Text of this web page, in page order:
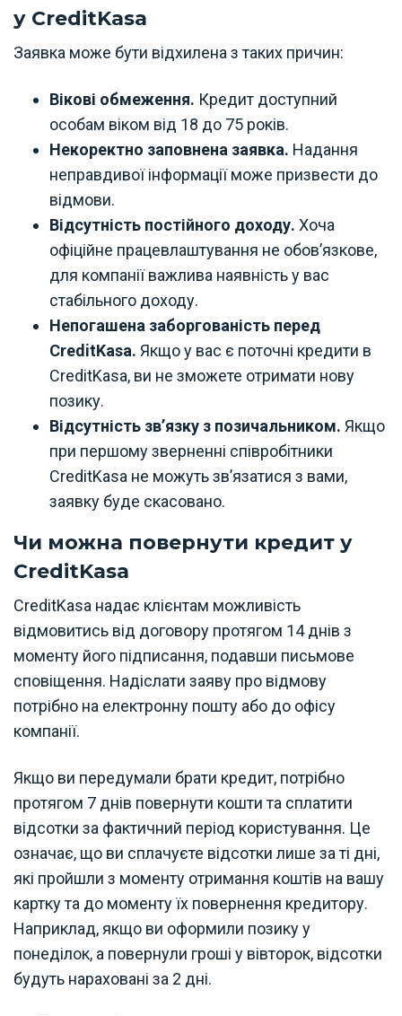
у CreditKasa
Заявка може бути відхилена з таких причин:
Вікові обмеження. Кредит доступний
особам віком від 18 до 75 років.
Некоректно заповнена заявка. Надання
неправдивої інформації може призвести до
відмови.
Відсутність постійного доходу. Хоча
офіційне працевлаштування не обов’язкове,
для компанії важлива наявність у вас
стабільного доходу.
Непогашена заборгованість перед
CreditKasa. Якщо у вас є поточні кредити в
CreditKasa, ви не зможете отримати нову
позику.
Відсутність зв’язку з позичальником. Якщо
при першому зверненні співробітники
CreditKasa не можуть зв’язатися з вами,
заявку буде скасовано.
Чи можна повернути кредит у
CreditKasa
CreditKasa надає клієнтам можливість
відмовитись від договору протягом 14 днів з
моменту його підписання, подавши письмове
сповіщення. Надіслати заяву про відмову
потрібно на електронну пошту або до офісу
компанії.
Якщо ви передумали брати кредит, потрібно
протягом 7 днів повернути кошти та сплатити
відсотки за фактичний період користування. Це
означає, що ви сплачуєте відсотки лише за ті дні,
які пройшли з моменту отримання коштів на вашу
картку та до моменту їх повернення кредитору.
Наприклад, якщо ви оформили позику у
понеділок, а повернули гроші у вівторок, відсотки
будуть нараховані за 2 дні.